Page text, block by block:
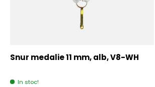
Snur medalie 11 mm, alb, V8-WH
In stoc!